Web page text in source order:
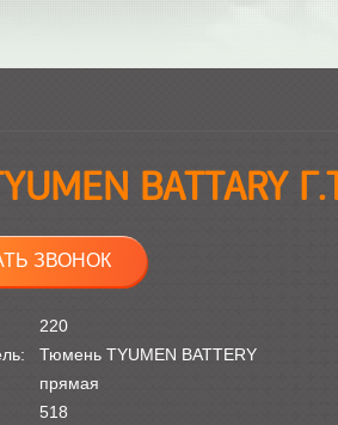
BATTARY
ЗВОНОК
220
Тюмень TYUMEN BATTERY
прямая
518